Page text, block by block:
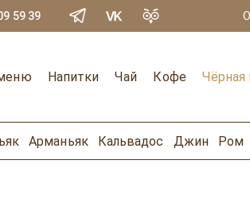
59 39
Напитки Чай Кофе Чёрная
Арманьяк Кальвадос Джин Ром